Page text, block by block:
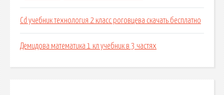
Cd учебник технология 2 класс роговцева скачать бесплатно
Демидова математика 1 кл учебник в 3 частях